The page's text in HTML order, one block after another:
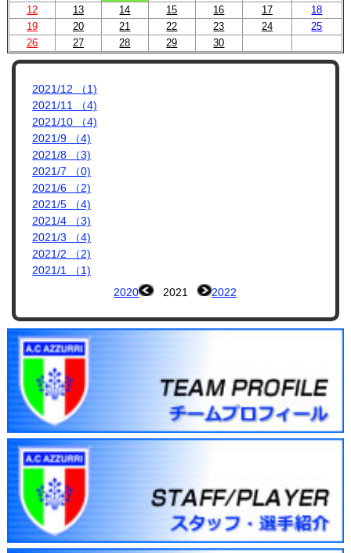
12
13 14 15 16 17
18
19
20 21 22 23 24
25
26
27 28 29 30
2021/12 （1)
2021/11 （4)
2021/10 （4)
2021/9 （4)
2021/8 （3)
2021/7 （0)
2021/6 （2)
2021/5 （4)
2021/4 （3)
2021/3 （4)
2021/2 （2)
2021/1 （1)
2020
2021 2022